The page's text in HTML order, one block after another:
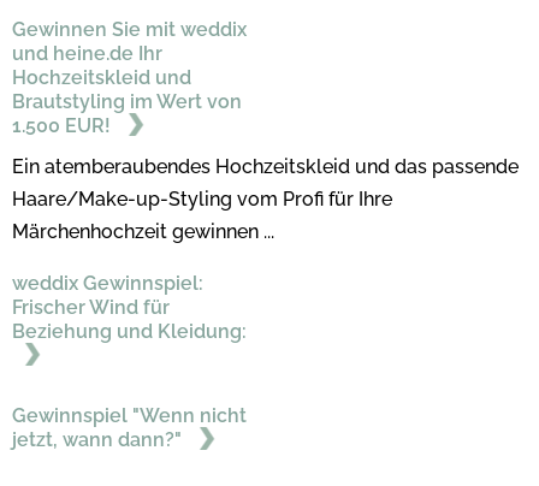
Gewinnen Sie mit weddix
und heine.de Ihr
Hochzeitskleid und
Brautstyling im Wert von
1.500 EUR!
Ein atemberaubendes Hochzeitskleid und das passende
Haare/Make-up-Styling vom Profi für Ihre
Märchenhochzeit gewinnen ...
weddix Gewinnspiel:
Frischer Wind für
Beziehung und Kleidung:
Gewinnspiel "Wenn nicht
jetzt, wann dann?"